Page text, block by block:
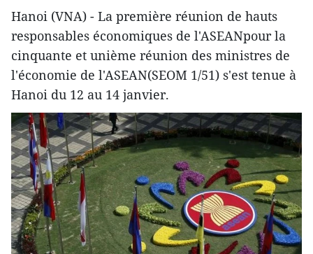
Hanoi (VNA) - La première réunion de hauts
responsables économiques de l'ASEANpour la
cinquante et unième réunion des ministres de
l'économie de l'ASEAN(SEOM 1/51) s'est tenue à
Hanoi du 12 au 14 janvier.